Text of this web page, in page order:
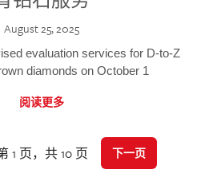
August 25, 2025
evaluation services for D-to-Z
diamonds on October 1
阅读更多
1 页，共 10 页 下一页